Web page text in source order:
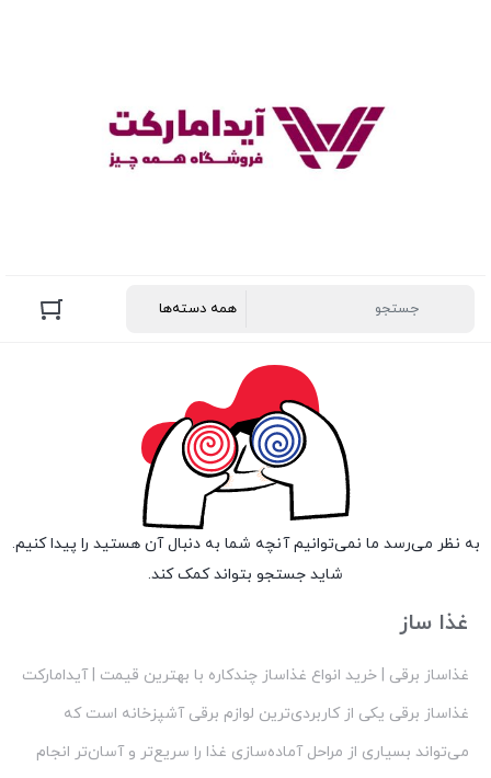
به نظر می‌رسد ما نمی‌توانیم آنچه شما به دنبال آن هستید را پیدا کنیم.
شاید جستجو بتواند کمک کند.
غذا ساز
غذاساز برقی | خرید انواع غذاساز چندکاره با بهترین قیمت | آیدامارکت
غذاساز برقی یکی از کاربردی‌ترین لوازم برقی آشپزخانه است که
می‌تواند بسیاری از مراحل آماده‌سازی غذا را سریع‌تر و آسان‌تر انجام